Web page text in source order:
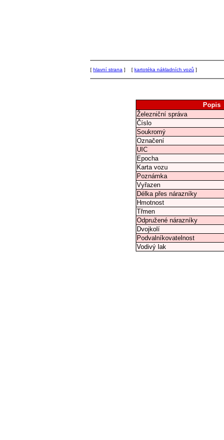
[ hlavní strana ] [ kartotéka nákladních vozů ]
Popis
Železniční správa
Číslo
Soukromý
Označení
UIC
Epocha
Karta vozu
Poznámka
Vyřazen
Délka přes nárazníky
Hmotnost
Třmen
Odpružené nárazníky
Dvojkolí
Podvalníkovatelnost
Vodivý lak